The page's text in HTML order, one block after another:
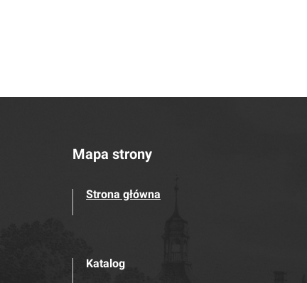
Mapa strony
Strona główna
Katalog